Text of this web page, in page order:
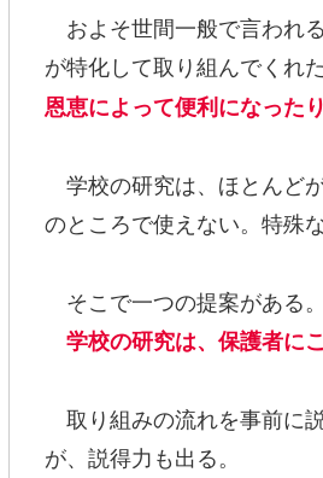
およそ世間一般で言われ
が特化して取り組んでくれ
恩恵によって便利になった
学校の研究は、ほとんど
のところで使えない。特殊
そこで一つの提案がある。
学校の研究は、保護者に
取り組みの流れを事前に
が、説得力も出る。